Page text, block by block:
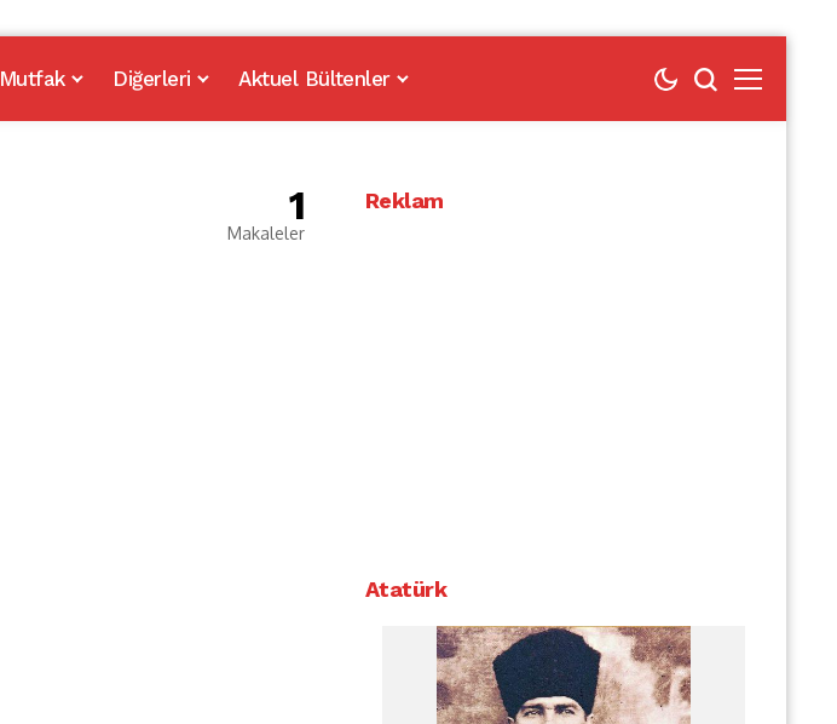
Mutfak Diğerleri Aktuel Bültenler
1
Makaleler
Reklam
Atatürk